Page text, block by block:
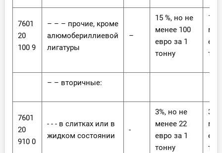
7601
20
100 9
– – – прочие, кроме
алюмобериллиевой
лигатуры
–
15 %, но не
менее 100
евро за 1
тонну
15
– – вторичные:
7601
20
910 0
- - - в слитках или в
жидком состоянии
-
3%, но не
менее 22
евро за 1
тонну